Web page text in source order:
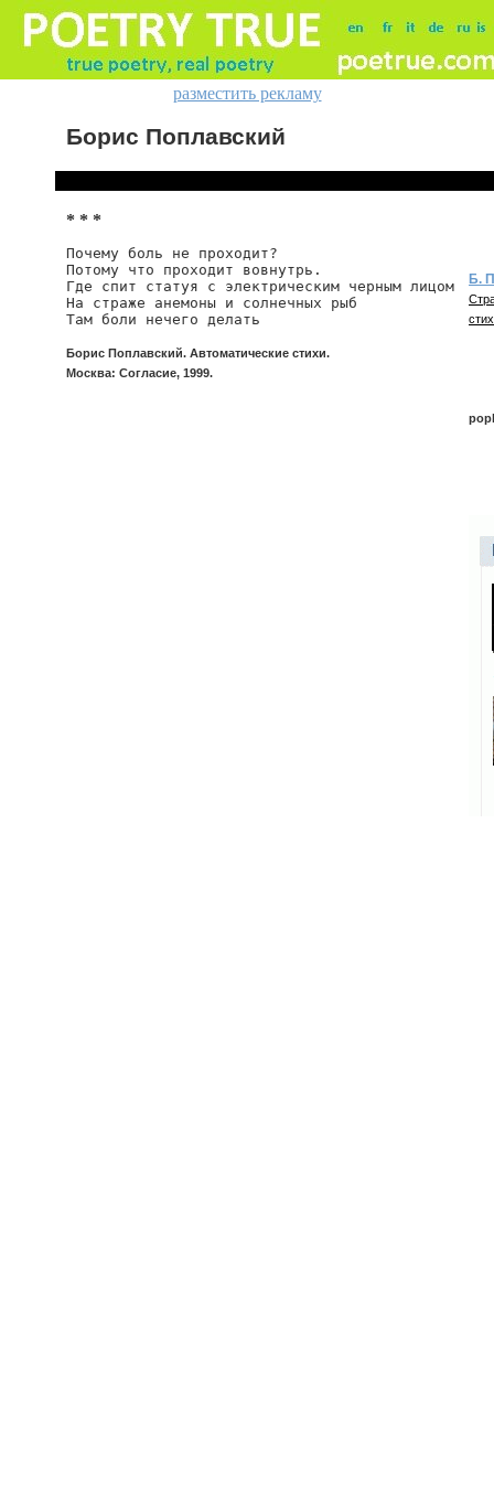
разместить рекламу
Борис Поплавский
* * *
Почему боль не проходит?
Потому что проходит вовнутрь.
Где спит статуя с электрическим черным лицом
На страже анемоны и солнечных рыб
Там боли нечего делать
Борис Поплавский. Автоматические стихи.
Москва: Согласие, 1999.
Б.